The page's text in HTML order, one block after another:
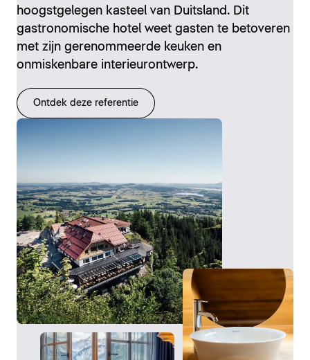
hoogstgelegen kasteel van Duitsland. Dit
gastronomische hotel weet gasten te betoveren
met zijn gerenommeerde keuken en
onmiskenbare interieurontwerp.
Ontdek deze referentie